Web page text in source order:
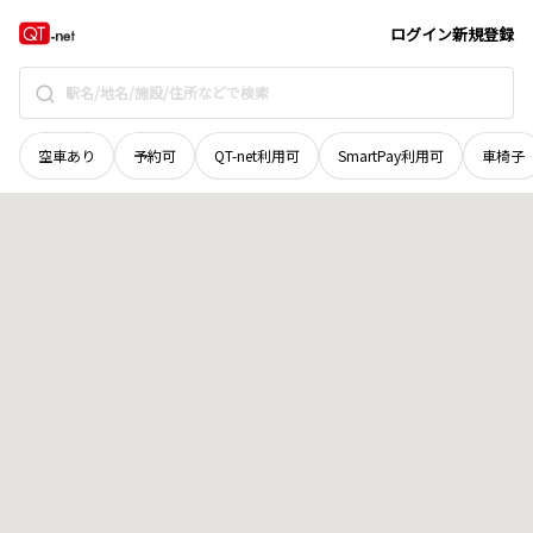
ログイン新規登録
空車あり 予約可 QT-net利用可 SmartPay利用可 車椅子
愛媛県